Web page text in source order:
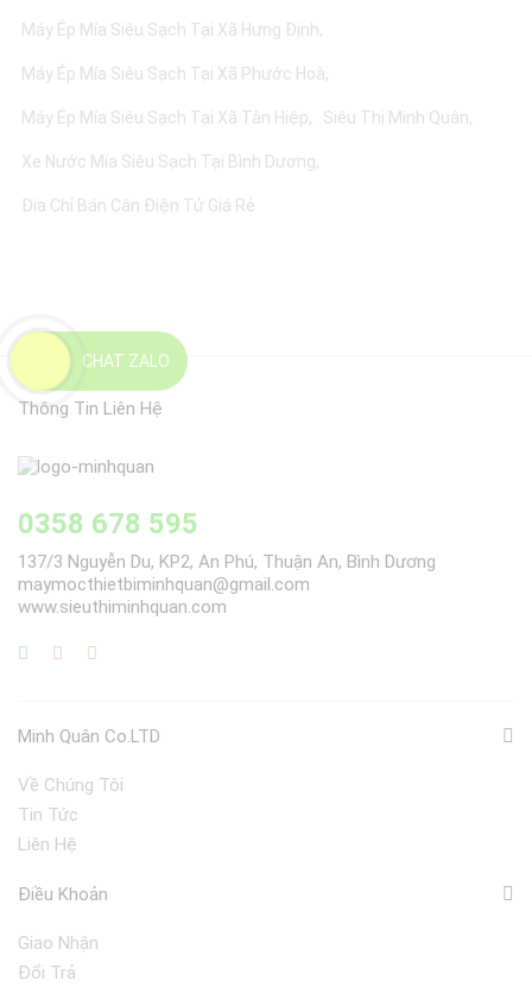
Máy Ép Mía Siêu Sạch Tại Xã Hưng Định
Máy Ép Mía Siêu Sạch Tại Xã Phước Hoà
Máy Ép Mía Siêu Sạch Tại Xã Tân Hiệp Siêu Thị Minh Quân
Xe Nước Mía Siêu Sạch Tại Bình Dương
Địa Chỉ Bán Cân Điện Tử Giá Rẻ
CHAT ZALO
Thông Tin Liên Hệ
0358 678 595
137/3 Nguyễn Du, KP2, An Phú, Thuận An, Bình Dương
maymocthietbiminhquan@gmail.com
www.sieuthiminhquan.com
Minh Quân Co.LTD
Về Chúng Tôi
Tin Tức
Liên Hệ
Điều Khoản
Giao Nhận
Đổi Trả